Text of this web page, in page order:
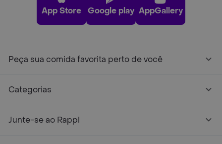
App Store Google play AppGallery
Peça sua comida favorita perto de você
Categorias
Junte-se ao Rappi